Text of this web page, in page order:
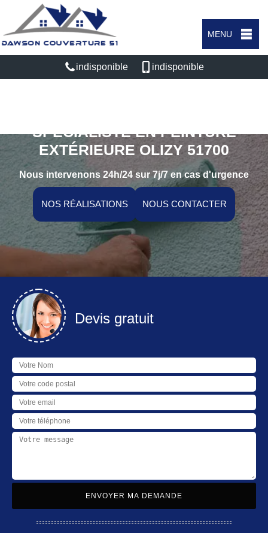
MENU
indisponible indisponible
SPÉCIALISTE EN PEINTURE
EXTÉRIEURE OLIZY 51700
Nous intervenons 24h/24 sur 7j/7 en cas d'urgence
NOS RÉALISATIONS NOUS CONTACTER
Devis gratuit